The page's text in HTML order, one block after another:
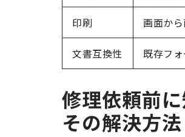
印刷 画面か
文書互換性 既存フ
修理依頼前
その解決方法